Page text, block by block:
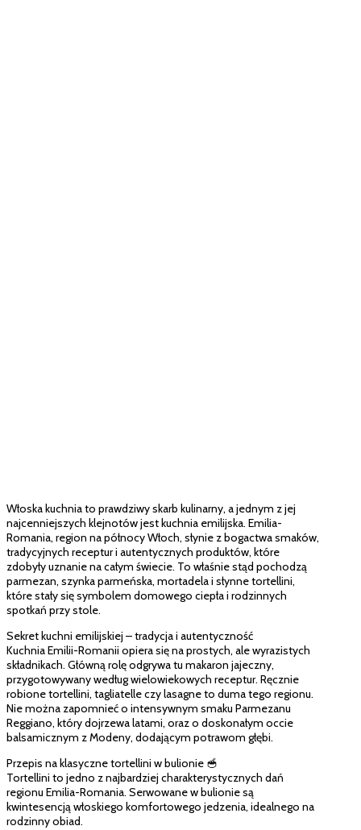
Włoska kuchnia to prawdziwy skarb kulinarny, a jednym z jej
najcenniejszych klejnotów jest kuchnia emilijska. Emilia-
Romania, region na północy Włoch, słynie z bogactwa smaków,
tradycyjnych receptur i autentycznych produktów, które
zdobyły uznanie na całym świecie. To właśnie stąd pochodzą
parmezan, szynka parmeńska, mortadela i słynne tortellini,
które stały się symbolem domowego ciepła i rodzinnych
spotkań przy stole.
Sekret kuchni emilijskiej – tradycja i autentyczność
Kuchnia Emilii-Romanii opiera się na prostych, ale wyrazistych
składnikach. Główną rolę odgrywa tu makaron jajeczny,
przygotowywany według wielowiekowych receptur. Ręcznie
robione tortellini, tagliatelle czy lasagne to duma tego regionu.
Nie można zapomnieć o intensywnym smaku Parmezanu
Reggiano, który dojrzewa latami, oraz o doskonałym occie
balsamicznym z Modeny, dodającym potrawom głębi.
Przepis na klasyczne tortellini w bulionie 🥣
Tortellini to jedno z najbardziej charakterystycznych dań
regionu Emilia-Romania. Serwowane w bulionie są
kwintesencją włoskiego komfortowego jedzenia, idealnego na
rodzinny obiad.